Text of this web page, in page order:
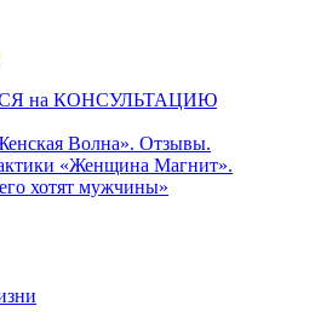
на КОНСУЛЬТАЦИЮ
Волна». Отзывы.
«Женщина Магнит».
хотят мужчины»